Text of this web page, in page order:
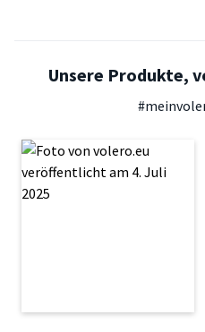
Unsere Produkte,